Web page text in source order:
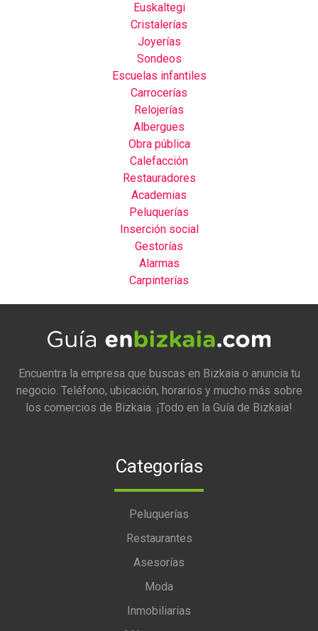
Euskaltegi
Cristalerías
Joyerías
Sondeos
Escuelas infantiles
Carrocerías
Relojerías
Albergues
Obra pública
Calefacción
Restauradores
Academias
Peluquerías
Inserción social
Gestorías
Alarmas
Carpinterías
Encuentra la empresa que buscas en Bizkaia o anuncia tu
negocio. Teléfono, ubicación, horarios y mucho más sobre
los comercios de Bizkaia. ¡Todo en la Guía de Bizkaia!
Categorías
Peluquerías
Restaurantes
Asesorías
Moda
Inmobiliarias